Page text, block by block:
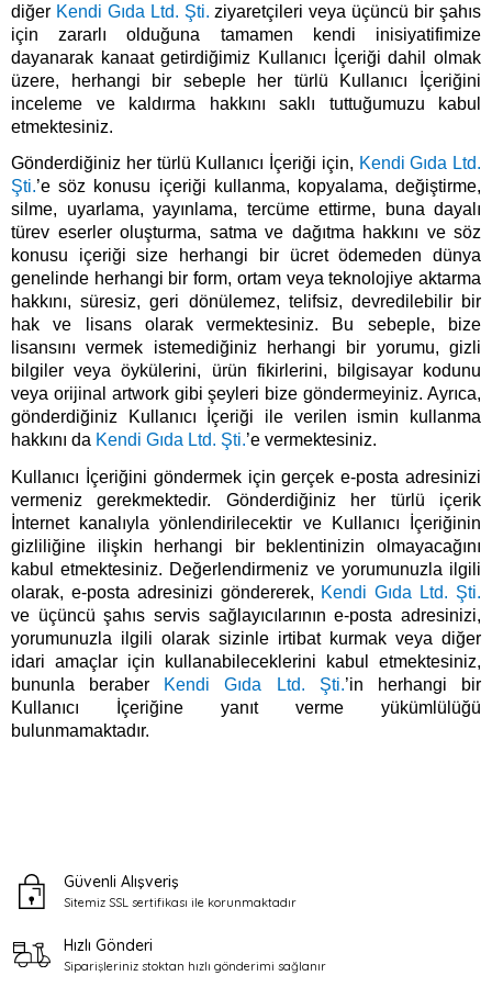
diğer Kendi Gıda Ltd. Şti. ziyaretçileri veya üçüncü bir şahıs
için zararlı olduğuna tamamen kendi inisiyatifimize
dayanarak kanaat getirdiğimiz Kullanıcı İçeriği dahil olmak
üzere, herhangi bir sebeple her türlü Kullanıcı İçeriğini
inceleme ve kaldırma hakkını saklı tuttuğumuzu kabul
etmektesiniz.
Gönderdiğiniz her türlü Kullanıcı İçeriği için, Kendi Gıda Ltd.
Şti.’e söz konusu içeriği kullanma, kopyalama, değiştirme,
silme, uyarlama, yayınlama, tercüme ettirme, buna dayalı
türev eserler oluşturma, satma ve dağıtma hakkını ve söz
konusu içeriği size herhangi bir ücret ödemeden dünya
genelinde herhangi bir form, ortam veya teknolojiye aktarma
hakkını, süresiz, geri dönülemez, telifsiz, devredilebilir bir
hak ve lisans olarak vermektesiniz. Bu sebeple, bize
lisansını vermek istemediğiniz herhangi bir yorumu, gizli
bilgiler veya öykülerini, ürün fikirlerini, bilgisayar kodunu
veya orijinal artwork gibi şeyleri bize göndermeyiniz. Ayrıca,
gönderdiğiniz Kullanıcı İçeriği ile verilen ismin kullanma
hakkını da Kendi Gıda Ltd. Şti.’e vermektesiniz.
Kullanıcı İçeriğini göndermek için gerçek e-posta adresinizi
vermeniz gerekmektedir. Gönderdiğiniz her türlü içerik
İnternet kanalıyla yönlendirilecektir ve Kullanıcı İçeriğinin
gizliliğine ilişkin herhangi bir beklentinizin olmayacağını
kabul etmektesiniz. Değerlendirmeniz ve yorumunuzla ilgili
olarak, e-posta adresinizi göndererek, Kendi Gıda Ltd. Şti.
ve üçüncü şahıs servis sağlayıcılarının e-posta adresinizi,
yorumunuzla ilgili olarak sizinle irtibat kurmak veya diğer
idari amaçlar için kullanabileceklerini kabul etmektesiniz,
bununla beraber
Kendi Gıda Ltd. Şti.’in herhangi bir
Kullanıcı İçeriğine yanıt verme yükümlülüğü
bulunmamaktadır.
Güvenli Alışveriş
Sitemiz SSL sertifikası ile korunmaktadır
Hızlı Gönderi
Siparişleriniz stoktan hızlı gönderimi sağlanır